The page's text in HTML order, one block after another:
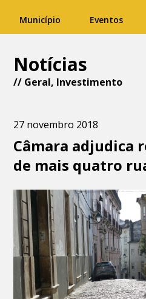
Município Eventos
Notícias
// Geral, Investimento
27 novembro 2018
Câmara adjudica
de mais quatro